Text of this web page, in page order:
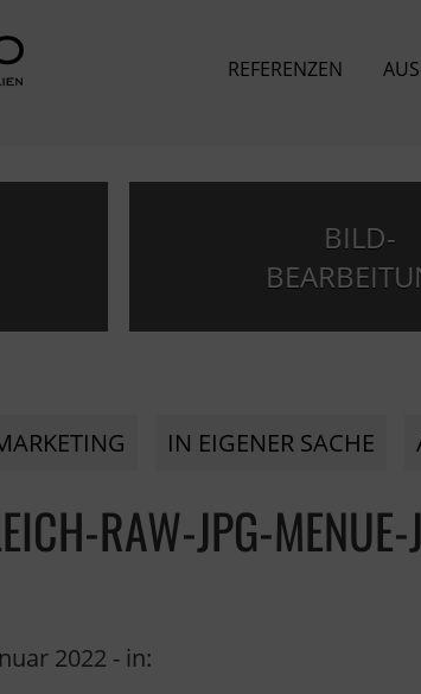
REFERENZEN
BILD-
IN EIGENER SACHE
RAW-JPG-MENUE-
2022 - in: